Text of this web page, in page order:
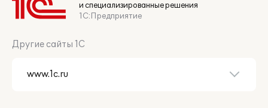
и специализированные решения
1С:Предприятие
Другие сайты 1С